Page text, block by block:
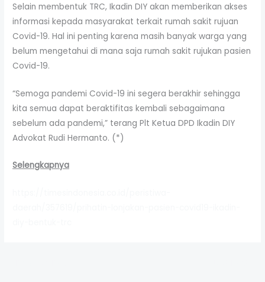
Selain membentuk TRC, Ikadin DIY akan memberikan akses
informasi kepada masyarakat terkait rumah sakit rujuan
Covid-19. Hal ini penting karena masih banyak warga yang
belum mengetahui di mana saja rumah sakit rujukan pasien
Covid-19.
“Semoga pandemi Covid-19 ini segera berakhir sehingga
kita semua dapat beraktifitas kembali sebagaimana
sebelum ada pandemi,” terang Plt Ketua DPD Ikadin DIY
Advokat Rudi Hermanto. (*)
Selengkapnya